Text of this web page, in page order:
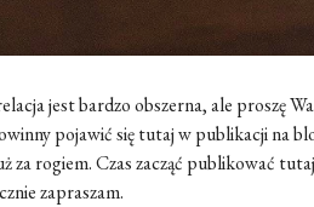
jest bardzo obszerna, ale proszę
pojawić się tutaj w publikacji na
za rogiem. Czas zacząć publikować
zapraszam.